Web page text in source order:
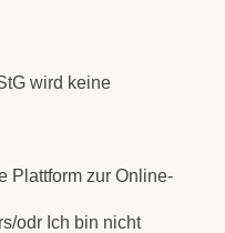
wird keine
Plattform zur Online-
odr Ich bin nicht